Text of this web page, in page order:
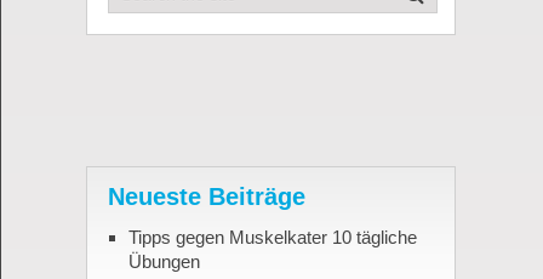
Neueste Beiträge
Tipps gegen Muskelkater 10 tägliche
Übungen